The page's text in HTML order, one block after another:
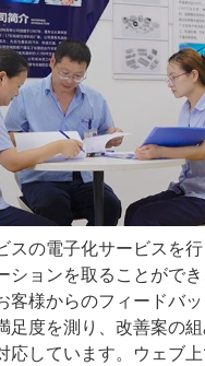
スの電子化サービスを
ションを取ることがで
客様からのフィードバ
足度を測り、改善案の
応しています。ウェブ